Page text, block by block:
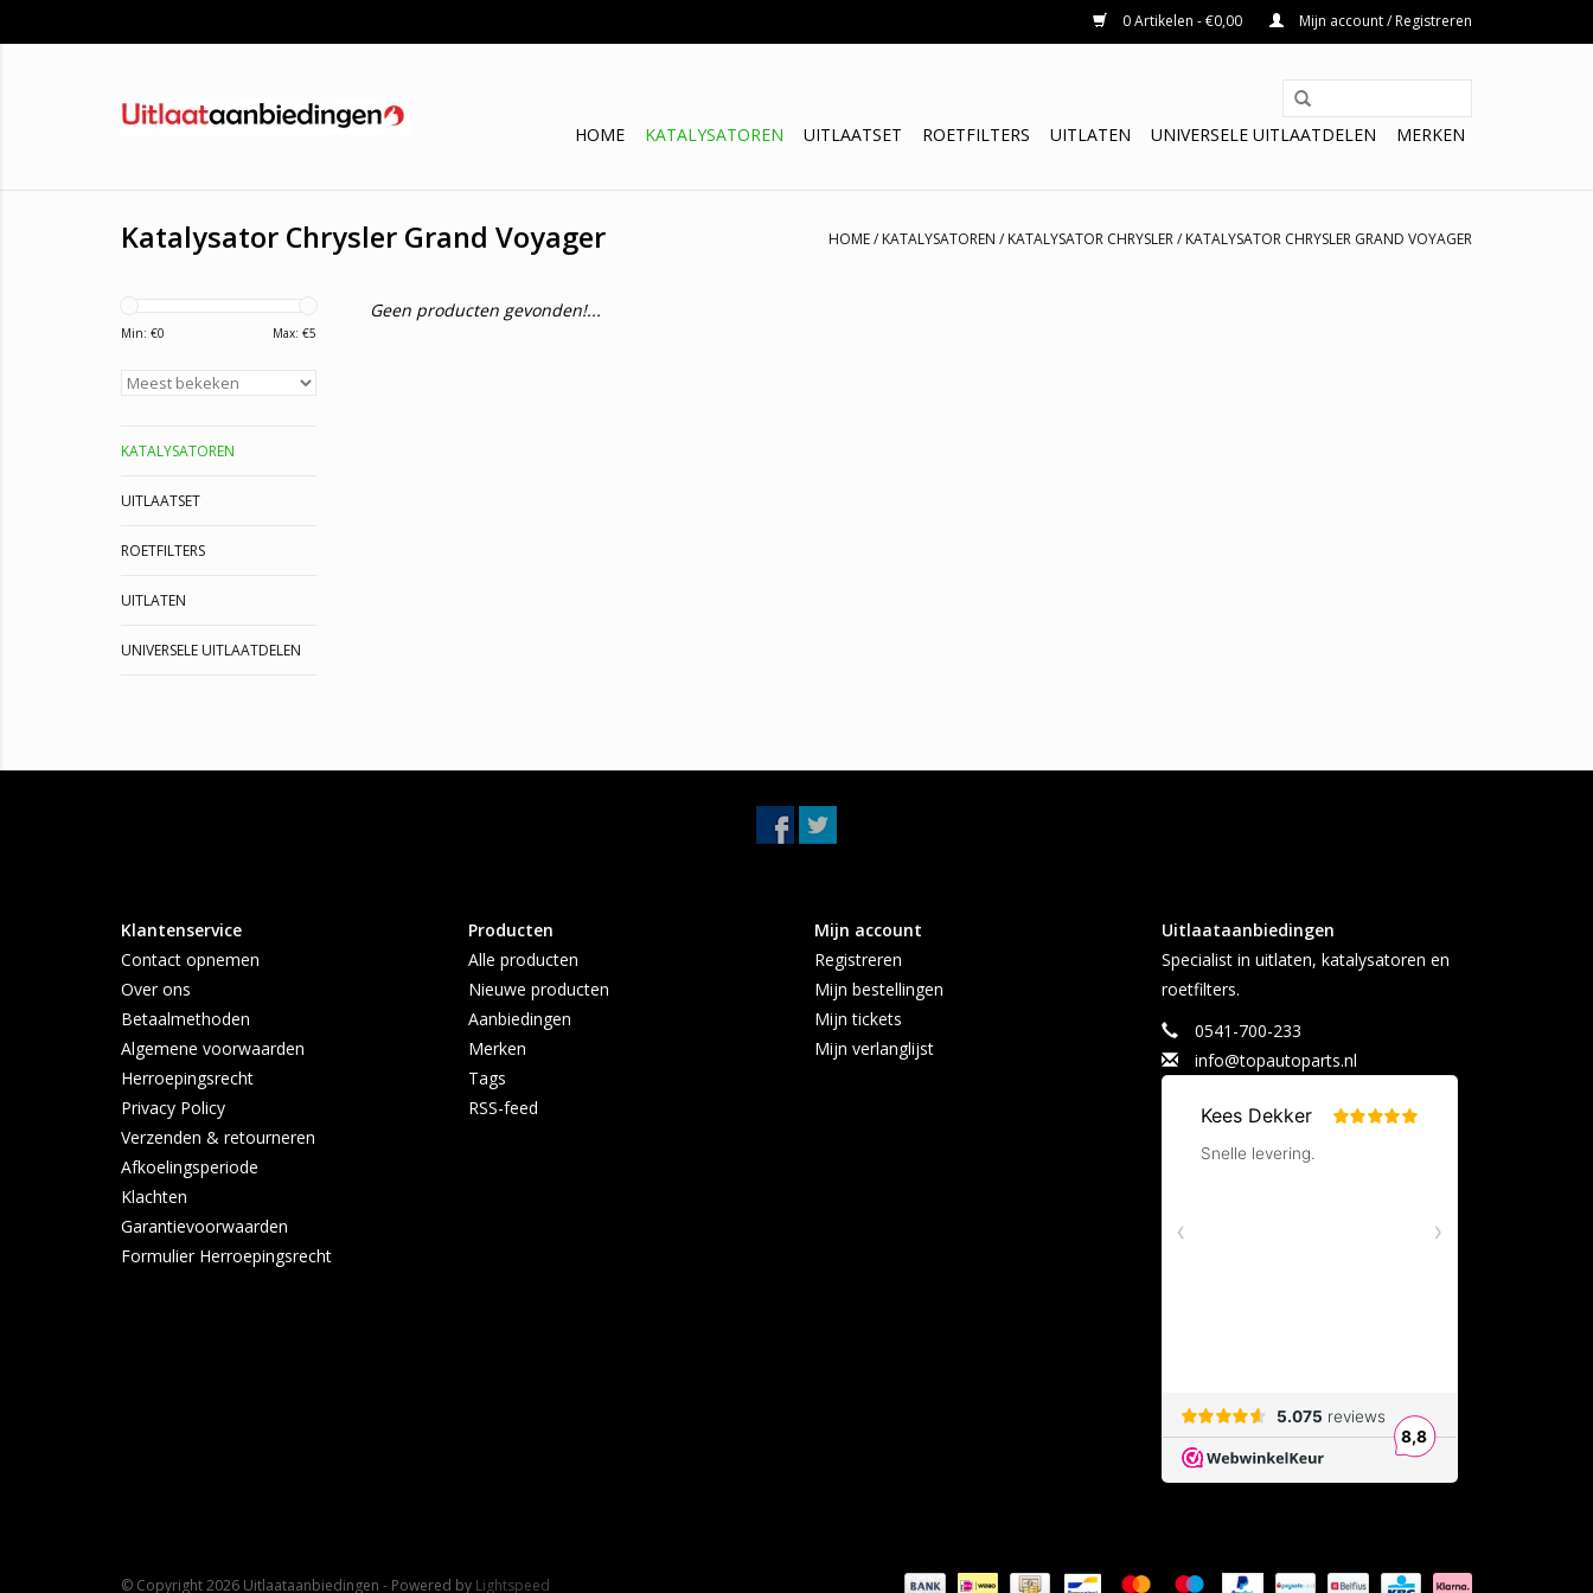
0 Artikelen - €0,00 Mijn account / Registreren
HOME KATALYSATOREN UITLAATSET ROETFILTERS UITLATEN UNIVERSELE UITLAATDELEN MERKEN
Katalysator Chrysler Grand Voyager HOME/ KATALYSATOREN / KATALYSATOR CHRYSLER/ KATALYSATOR CHRYSLER GRAND VOYAGER
Min: €0 Max: €5
KATALYSATOREN
UITLAATSET
ROETFILTERS
UITLATEN
UNIVERSELE UITLAATDELEN
Geen producten gevonden!...
Klantenservice
Contact opnemen
Over ons
Betaalmethoden
Algemene voorwaarden
Herroepingsrecht
Privacy Policy
Verzenden & retourneren
Afkoelingsperiode
Klachten
Garantievoorwaarden
Formulier Herroepingsrecht
Producten
Alle producten
Nieuwe producten
Aanbiedingen
Merken
Tags
RSS-feed
Mijn account
Registreren
Mijn bestellingen
Mijn tickets
Mijn verlanglijst
Uitlaataanbiedingen
Specialist in uitlaten, katalysatoren en
roetfilters.
0541-700-233
info@topautoparts.nl
© Copyright 2026 Uitlaataanbiedingen - Powered by Lightspeed